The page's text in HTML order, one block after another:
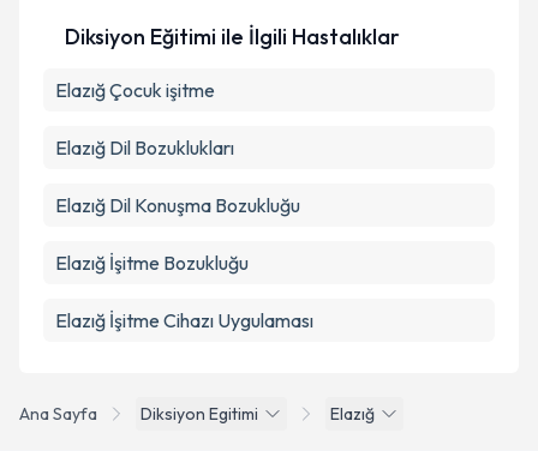
Ana Sayfa Diksiyon Egitimi Elazığ
Diksiyon Eğitimi ile İlgili Hastalıklar
Elazığ Çocuk işitme
Elazığ Dil Bozuklukları
Elazığ Dil Konuşma Bozukluğu
Elazığ İşitme Bozukluğu
Elazığ İşitme Cihazı Uygulaması